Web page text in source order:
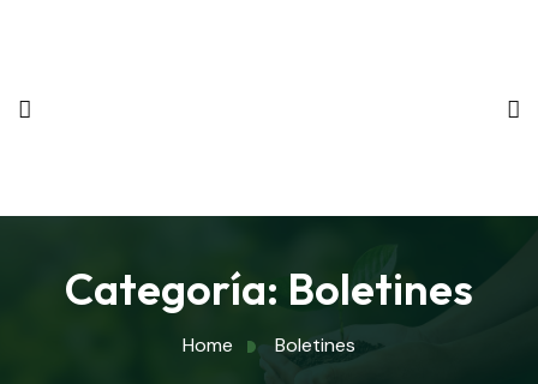
Categoría: Boletines
Home Boletines